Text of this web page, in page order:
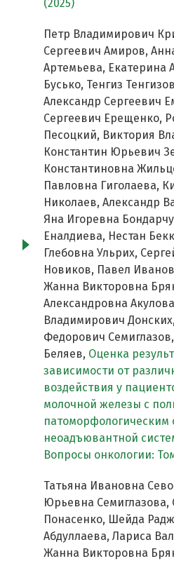
(2025)
Петр Владимирович
Сергеевич Амиров,
Артемьева, Екатерина
Бусько, Тенгиз
Александр Сергеевич
Сергеевич Ерещенко,
Песоцкий, Виктория
Константин Юрьевич
Константиновна
Павловна Гиголаева,
Николаев, Александр
Яна Игоревна
Еналдиева, Нестан
Глебовна Ульрих,
Новиков, Павел
Жанна Викторовна
Александровна
Владимирович
Федорович
Беляев, Оценка
зависимости от
воздействия у
молочной железы с
патоморфологическим
неоадъювантной
Вопросы онкологии:
Татьяна Ивановна
Юрьевна Семиглазова,
Понасенко, Шейда
Абдуллаева, Лариса
Жанна Викторовна